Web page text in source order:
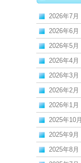
2026年7月
2026年6月
2026年5月
2026年4月
2026年3月
2026年2月
2026年1月
2025年10月
2025年9月
2025年8月